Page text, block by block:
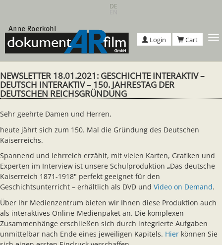
main
content
DE
Login Cart
NEWSLETTER 18.01.2021: GESCHICHTE INTERAKTIV –
DEUTSCH INTERAKTIV – 150. JAHRESTAG DER
DEUTSCHEN REICHSGRÜNDUNG
Sehr geehrte Damen und Herren,
heute jährt sich zum 150. Mal die Gründung des Deutschen
Kaiserreichs.
Spannend und lehrreich erzählt, mit vielen Karten, Grafiken und
Experten im Interview ist unsere Schulproduktion „Das deutsche
Kaiserreich 1871-1918" perfekt geeignet für den
Geschichtsunterricht – erhältlich als DVD und Video on Demand.
Über Ihr Medienzentrum bieten wir Ihnen diese Produktion auch
als interaktives Online-Medienpaket an. Die komplexen
Zusammenhänge erschließen sich durch integrierte Aufgaben
unmittelbar nach Ende eines jeweiligen Kapitels. Hier können Sie